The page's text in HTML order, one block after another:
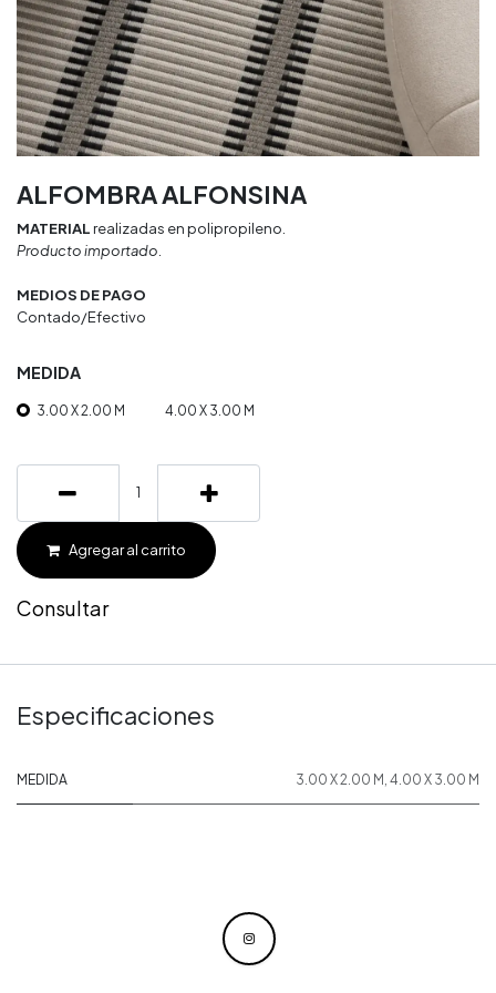
ALFOMBRA ALFONSINA
MATERIALrealizadas en polipropileno.
Producto importado.
MEDIOS DE PAGO
Contado/Efectivo
MEDIDA
3.00 X 2.00 M 4.00 X 3.00 M
Agregar al carrito
Consultar
Especificaciones
MEDIDA 3.00 X 2.00 M , 4.00 X 3.00 M